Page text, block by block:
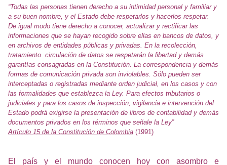
“Todas las personas tienen derecho a su intimidad personal y familiar y
a su buen nombre, y el Estado debe respetarlos y hacerlos respetar.
De igual modo tiene derecho a conocer, actualizar y rectificar las
informaciones que se hayan recogido sobre ellas en bancos de datos, y
en archivos de entidades públicas y privadas. En la recolección,
tratamiento circulación de datos se respetarán la libertad y demás
garantías consagradas en la Constitución. La correspondencia y demás
formas de comunicación privada son inviolables. Sólo pueden ser
interceptadas o registradas mediante orden judicial, en los casos y con
las formalidades que establezca la Ley. Para efectos tributarios o
judiciales y para los casos de inspección, vigilancia e intervención del
Estado podrá exigirse la presentación de libros de contabilidad y demás
documentos privados en los términos que señale la Ley”
Artículo 15 de la Constitución de Colombia (1991)
El país y el mundo conocen hoy con asombro e